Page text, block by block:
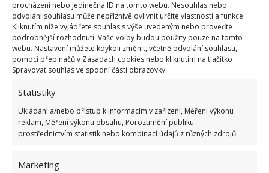
procházení nebo jedinečná ID na tomto webu. Nesouhlas nebo
odvolání souhlasu může nepříznivě ovlivnit určité vlastnosti a funkce.
Kliknutím níže vyjádřete souhlas s výše uvedeným nebo proveďte
podrobnější rozhodnutí. Vaše volby budou použity pouze na tomto
webu. Nastavení můžete kdykoli změnit, včetně odvolání souhlasu,
pomocí přepínačů v Zásadách cookies nebo kliknutím na tlačítko
Spravovat souhlas ve spodní části obrazovky.
Statistiky
Ukládání a/nebo přístup k informacím v zařízení, Měření výkonu
reklam, Měření výkonu obsahu, Porozumění publiku
prostřednictvím statistik nebo kombinací údajů z různých zdrojů.
Marketing